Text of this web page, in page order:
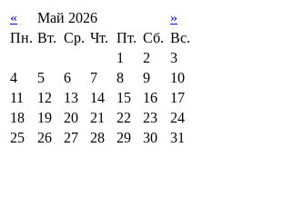
« Май 2026
»
Пн. Вт. Ср. Чт. Пт. Сб. Вс.
1
2
3
4
5 6 7 8 9
10
11
12 13 14 15 16
17
18
19 20 21 22 23
24
25
26 27 28 29 30 31